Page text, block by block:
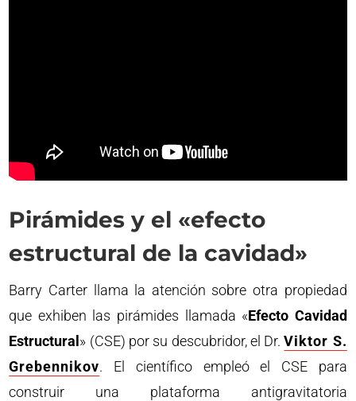
Pirámides y el «efecto
estructural de la cavidad»
Barry Carter llama la atención sobre otra propiedad
que exhiben las pirámides llamada «Efecto Cavidad
Estructural » (CSE) por su descubridor, el Dr.Viktor S.
Grebennikov. El científico empleó el CSE para
construir una plataforma antigravitatoria